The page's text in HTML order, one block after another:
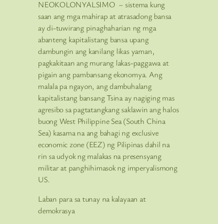
NEOKOLONYALSIMO – sistema kung
saan ang mga mahirap at atrasadong bansa
ay di-tuwirang pinaghaharian ng mga
abanteng kapitalistang bansa upang
dambungin ang kanilang likas yaman,
pagkakitaan ang murang lakas-paggawa at
pigain ang pambansang ekonomya. Ang
malala pa ngayon, ang dambuhalang
kapitalistang bansang Tsina ay nagiging mas
agresibo sa pagtatangkang saklawin ang halos
buong West Philippine Sea (South China
Sea) kasama na ang bahagi ng exclusive
economic zone (EEZ) ng Pilipinas dahil na
rin sa udyok ng malakas na presensyang
militar at panghihimasok ng imperyalismong
US.
Laban para sa tunay na kalayaan at
demokrasya